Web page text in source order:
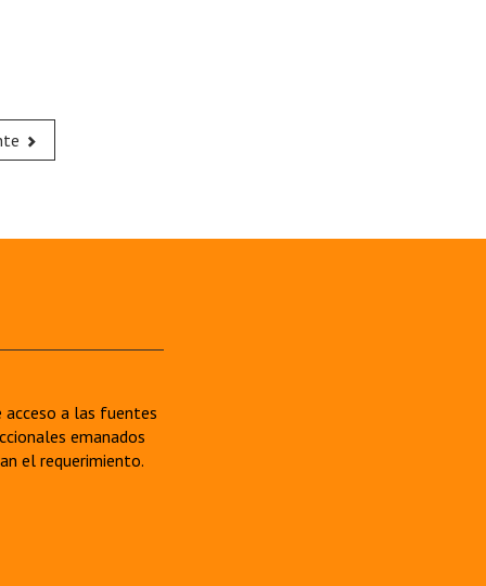
acceso a las fuentes
emanados
el requerimiento.